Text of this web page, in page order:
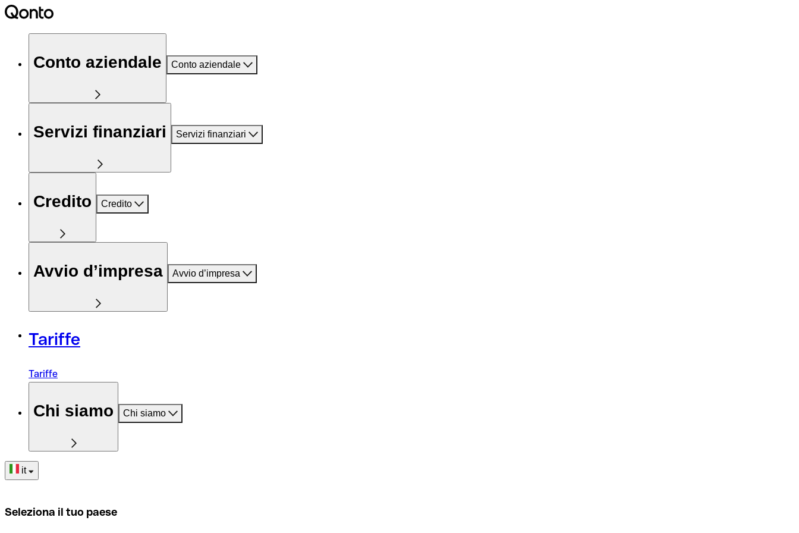
Conto aziendale Conto aziendale
Servizi finanziari Servizi finanziari
Credito Credito
Avvio d’impresa Avvio d’impresa
Tariffe
Tariffe
Chi siamo Chi siamo
it
Seleziona il tuo paese